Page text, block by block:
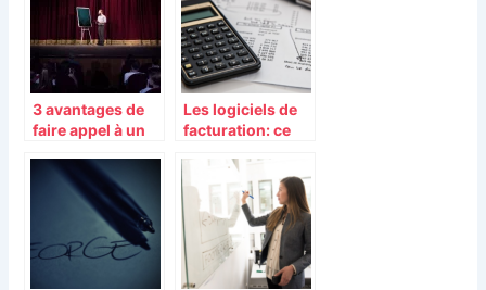
3 avantages de
faire appel à un
Les logiciels de
facturation: ce